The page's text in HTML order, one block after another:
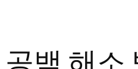
백 해소